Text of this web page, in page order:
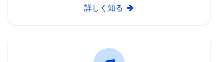
詳しく知る